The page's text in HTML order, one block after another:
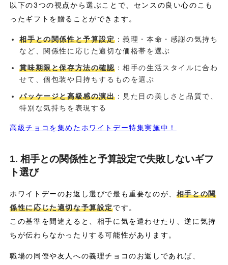
以下の3つの視点から選ぶことで、センスの良い心のこも
ったギフトを贈ることができます。
相手との関係性と予算設定：義理・本命・感謝の気持ち
など、関係性に応じた適切な価格帯を選ぶ
賞味期限と保存方法の確認：相手の生活スタイルに合わ
せて、個包装や日持ちするものを選ぶ
パッケージと高級感の演出：見た目の美しさと品質で、
特別な気持ちを表現する
高級チョコを集めたホワイトデー特集実施中！
1. 相手との関係性と予算設定で失敗しないギフ
ト選び
ホワイトデーのお返し選びで最も重要なのが、 相手との関
係性に応じた適切な予算設定です。
この基準を間違えると、相手に気を遣わせたり、逆に気持
ちが伝わらなかったりする可能性があります。
職場の同僚や友人への義理チョコのお返しであれば、